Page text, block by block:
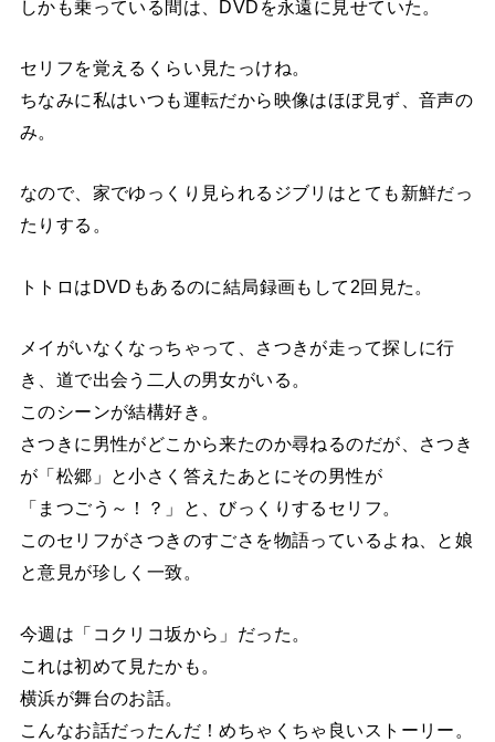
しかも乗っている間は、DVDを永遠に見せていた。
セリフを覚えるくらい見たっけね。
ちなみに私はいつも運転だから映像はほぼ見ず、音声の
み。
なので、家でゆっくり見られるジブリはとても新鮮だっ
たりする。
トトロはDVDもあるのに結局録画もして2回見た。
メイがいなくなっちゃって、さつきが走って探しに行
き、道で出会う二人の男女がいる。
このシーンが結構好き。
さつきに男性がどこから来たのか尋ねるのだが、さつき
が「松郷」と小さく答えたあとにその男性が
「まつごう～！？」と、びっくりするセリフ。
このセリフがさつきのすごさを物語っているよね、と娘
と意見が珍しく一致。
今週は「コクリコ坂から」だった。
これは初めて見たかも。
横浜が舞台のお話。
こんなお話だったんだ！めちゃくちゃ良いストーリー。